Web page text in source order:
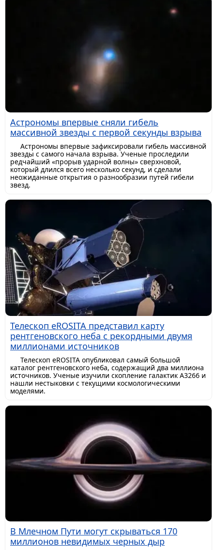
Астрономы впервые сняли гибель
массивной звезды с первой секунды взрыва
Астрономы впервые зафиксировали гибель массивной
звезды с самого начала взрыва. Ученые проследили
редчайший «прорыв ударной волны» сверхновой,
который длился всего несколько секунд, и сделали
неожиданные открытия о разнообразии путей гибели
звезд.
Телескоп eROSITA представил карту
рентгеновского неба с рекордными двумя
миллионами источников
Телескоп eROSITA опубликовал самый большой
каталог рентгеновского неба, содержащий два миллиона
источников. Ученые изучили скопление галактик A3266 и
нашли нестыковки с текущими космологическими
моделями.
В Млечном Пути могут скрываться 170
миллионов невидимых черных дыр